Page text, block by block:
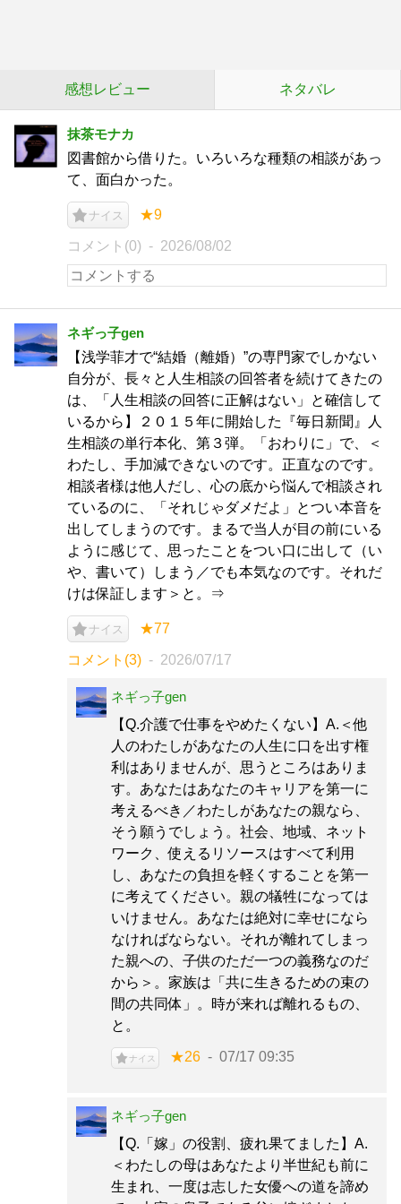
感想レビュー ネタバレ
抹茶モナカ
図書館から借りた。いろいろな種類の相談があっ
て、面白かった。
ナイス ★9
コメント(0) 2026/08/02
ネギっ子gen
【浅学菲才で“結婚（離婚）”の専門家でしかない
自分が、長々と人生相談の回答者を続けてきたの
は、「人生相談の回答に正解はない」と確信して
いるから】２０１５年に開始した『毎日新聞』人
生相談の単行本化、第３弾。「おわりに」で、＜
わたし、手加減できないのです。正直なのです。
相談者様は他人だし、心の底から悩んで相談され
ているのに、「それじゃダメだよ」とつい本音を
出してしまうのです。まるで当人が目の前にいる
ように感じて、思ったことをつい口に出して（い
や、書いて）しまう／でも本気なのです。それだ
けは保証します＞と。⇒
ナイス ★77
コメント(3) 2026/07/17
ネギっ子gen
【Q.介護で仕事をやめたくない】A.＜他
人のわたしがあなたの人生に口を出す権
利はありませんが、思うところはありま
す。あなたはあなたのキャリアを第一に
考えるべき／わたしがあなたの親なら、
そう願うでしょう。社会、地域、ネット
ワーク、使えるリソースはすべて利用
し、あなたの負担を軽くすることを第一
に考えてください。親の犠牲になっては
いけません。あなたは絶対に幸せになら
なければならない。それが離れてしまっ
た親への、子供のただ一つの義務なのだ
から＞。家族は「共に生きるための束の
間の共同体」。時が来れば離れるもの、
と。
ナイス ★26 07/17 09:35
ネギっ子gen
【Q.「嫁」の役割、疲れ果てました】A.
＜わたしの母はあなたより半世紀も前に
生まれ、一度は志した女優への道を諦め